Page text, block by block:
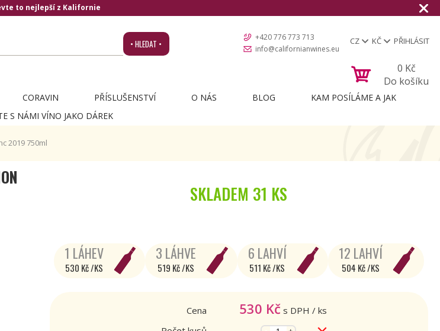
to nejlepší z Kalifornie
• HLEDAT •
+420 776 773 713
info@californianwines.eu
CZ KČ PŘIHLÁSIT
0 Kč
Do košíku
CORAVIN PŘÍSLUŠENSTVÍ O NÁS BLOG
KAM POSÍLÁME A JAK
S NÁMI VÍNO JAKO DÁREK
2019 750ml
SKLADEM 31 KS
1 LÁHEV
530 Kč /KS
3 LÁHVE
519 Kč /KS
6 LAHVÍ
511 Kč /KS
12 LAHVÍ
504 Kč /KS
Cena 530 Kč s DPH / ks